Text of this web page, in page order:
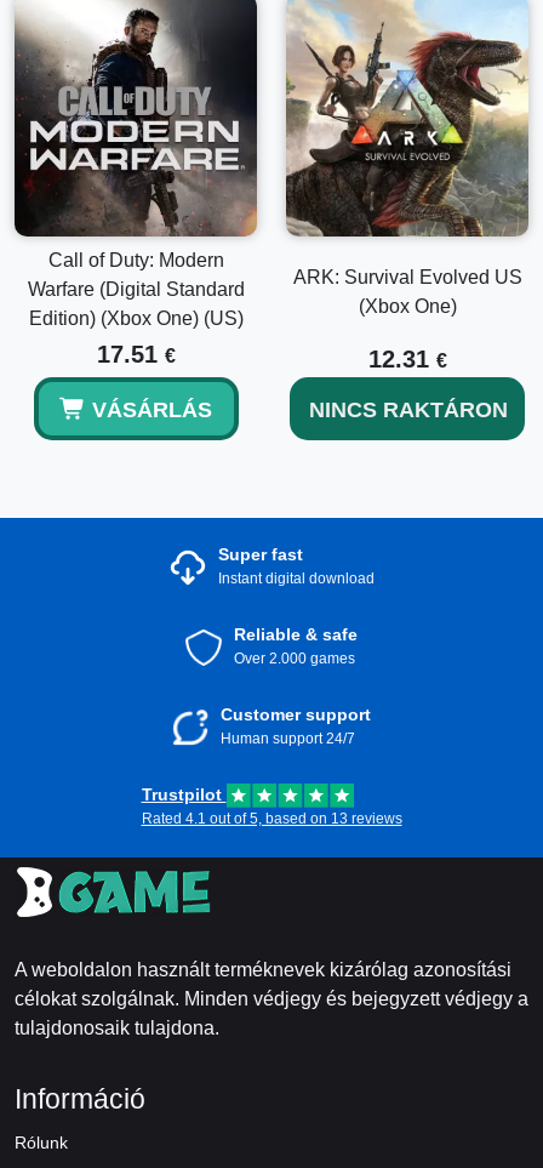
Call of Duty: Modern
Warfare (Digital Standard
Edition) (Xbox One) (US)
17.51 €
VÁSÁRLÁS
ARK: Survival Evolved US
(Xbox One)
12.31 €
NINCS RAKTÁRON
Super fast
Instant digital download
Reliable & safe
Over 2.000 games
Customer support
Human support 24/7
Trustpilot
Rated 4.1 out of 5, based on 13 reviews
A weboldalon használt terméknevek kizárólag azonosítási
célokat szolgálnak. Minden védjegy és bejegyzett védjegy a
tulajdonosaik tulajdona.
Információ
Rólunk